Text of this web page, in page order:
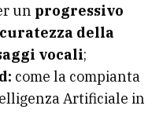
un progressivo
della
vocali;
come la compianta
Artificiale in